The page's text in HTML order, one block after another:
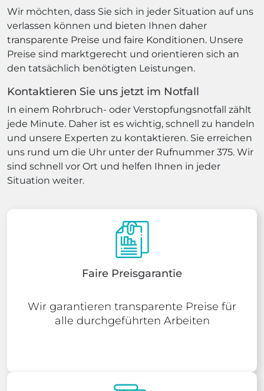
Wir möchten, dass Sie sich in jeder Situation auf uns
verlassen können und bieten Ihnen daher
transparente Preise und faire Konditionen. Unsere
Preise sind marktgerecht und orientieren sich an
den tatsächlich benötigten Leistungen.
Kontaktieren Sie uns jetzt im Notfall
In einem Rohrbruch- oder Verstopfungsnotfall zählt
jede Minute. Daher ist es wichtig, schnell zu handeln
und unsere Experten zu kontaktieren. Sie erreichen
uns rund um die Uhr unter der Rufnummer 375. Wir
sind schnell vor Ort und helfen Ihnen in jeder
Situation weiter.
Faire Preisgarantie
Wir garantieren transparente Preise für
alle durchgeführten Arbeiten